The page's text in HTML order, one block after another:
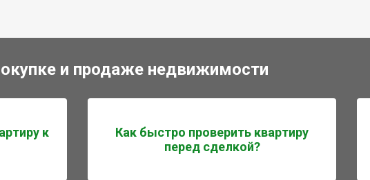
и продаже недвижимости
к
Как быстро проверить квартиру
перед сделкой?